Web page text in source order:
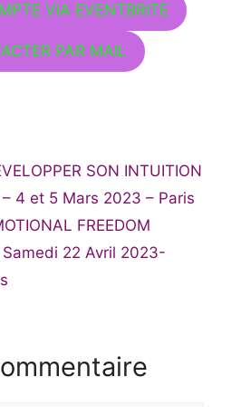
VIA EVENTBRITE
PAR MAIL
SON INTUITION
– 4 et 5 Mars 2023 – Paris
FREEDOM
Samedi 22 Avril 2023-